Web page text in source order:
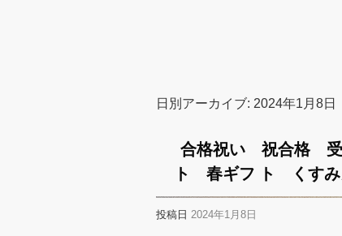
日別アーカイブ: 2024年1月8日
合格祝い 祝合格
ト 春ギフ ト くす
投稿日 2024年1月8日